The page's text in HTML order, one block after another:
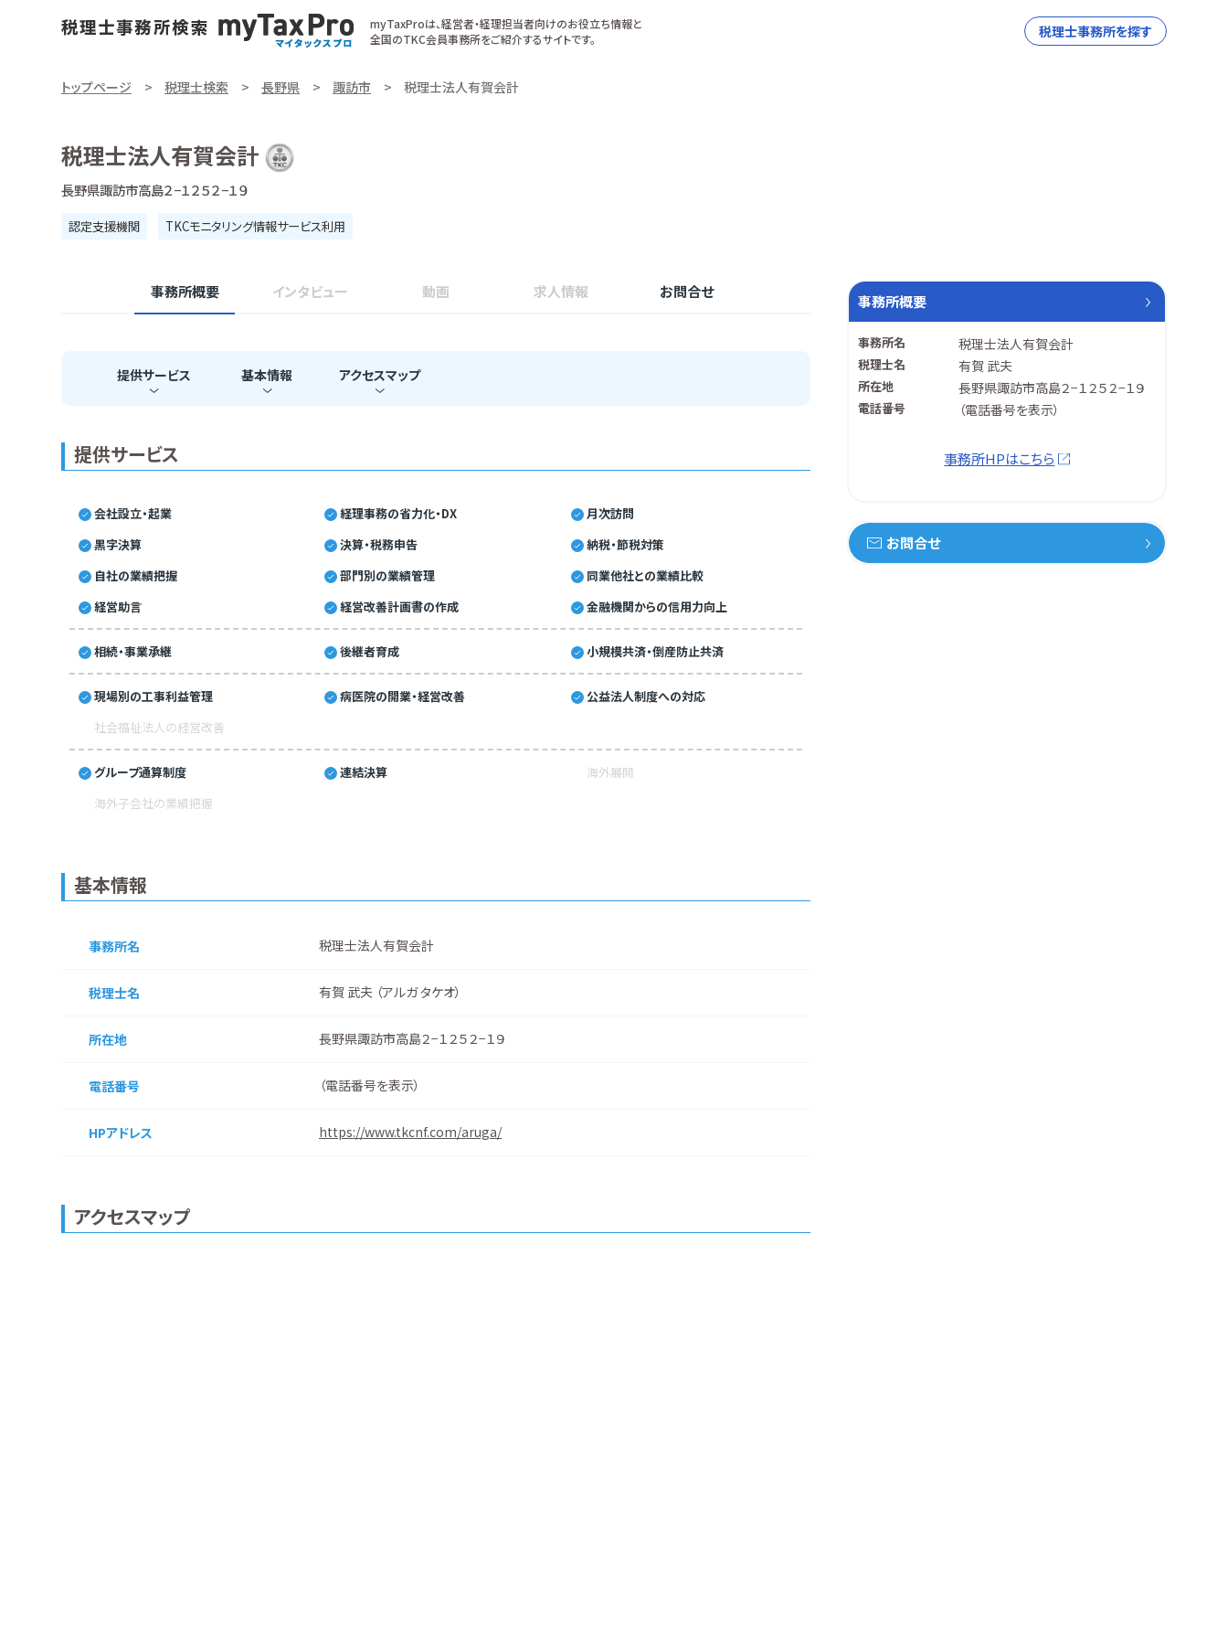
myTaxProは、経営者・経理担当者向けのお役立ち情報と
全国のTKC会員事務所をご紹介するサイトです。
税理士事務所を探す
トップページ 税理士検索 長野県 諏訪市 税理士法人有賀会計
税理士法人有賀会計
長野県諏訪市高島２−１２５２−１９
認定支援機関 TKCモニタリング情報サービス利用
事務所概要 インタビュー 動画 求人情報 お問合せ
提供サービス 基本情報 アクセスマップ
提供サービス
会社設立・起業 経理事務の省力化・DX
月次訪問
黒字決算
決算・税務申告
納税・節税対策
自社の業績把握
部門別の業績管理
同業他社との業績比較
経営助言
経営改善計画書の作成 金融機関からの信用力向上
相続・事業承継 後継者育成 小規模共済・倒産防止共済
現場別の工事利益管理 病医院の開業・経営改善
公益法人制度への対応
社会福祉法人の経営改善
グループ通算制度 連結決算
海外展開
海外子会社の業績把握
基本情報
事務所名 税理士法人有賀会計
税理士名 有賀 武夫 （アルガ タケオ）
所在地 長野県諏訪市高島２−１２５２−１９
電話番号 （電話番号を表示）
HPアドレス https://www.tkcnf.com/aruga/
アクセスマップ
事務所概要
事務所名 税理士法人有賀会計
税理士名 有賀 武夫
所在地 長野県諏訪市高島２−１２５２−１９
電話番号 （電話番号を表示）
事務所HPはこちら
お問合せ